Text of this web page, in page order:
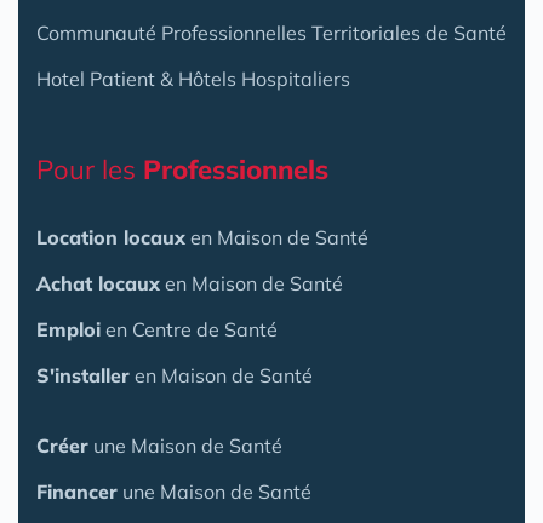
Communauté Professionnelles Territoriales de Santé
Hotel Patient & Hôtels Hospitaliers
Pour les Professionnels
Location locaux en Maison de Santé
Achat locaux en Maison de Santé
Emploi en Centre de Santé
S'installer en Maison de Santé
Créer une Maison de Santé
Financer une Maison de Santé